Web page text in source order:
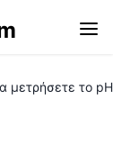
μετρήσετε το